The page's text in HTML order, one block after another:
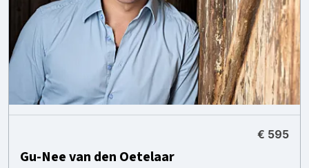
€ 595
Gu-Nee van den Oetelaar